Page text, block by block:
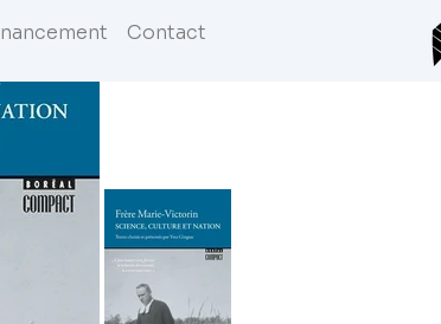
Contact